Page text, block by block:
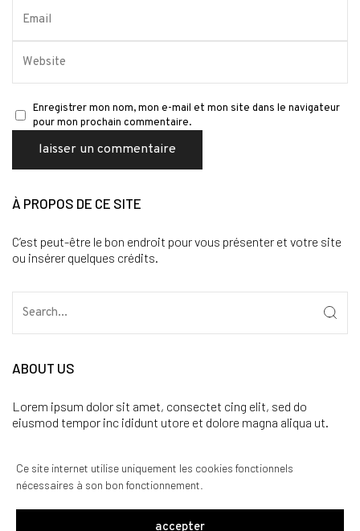
Ce site internet utilise uniquement les cookies fonctionnels
nécessaires à son bon fonctionnement.
accepter
Enregistrer mon nom, mon e-mail et mon site dans le navigateur
pour mon prochain commentaire.
À PROPOS DE CE SITE
C’est peut-être le bon endroit pour vous présenter et votre site
ou insérer quelques crédits.
ABOUT US
Lorem ipsum dolor sit amet, consectet cing elit, sed do
eiusmod tempor inc ididunt utore et dolore magna aliqua ut.
CATÉGORIES